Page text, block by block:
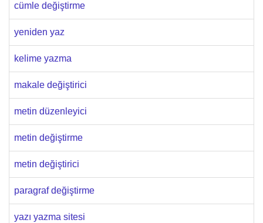
cümle değiştirme
yeniden yaz
kelime yazma
makale değiştirici
metin düzenleyici
metin değiştirme
metin değiştirici
paragraf değiştirme
yazı yazma sitesi